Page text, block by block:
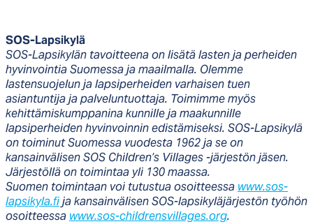
SOS-Lapsikylä
SOS-Lapsikylän tavoitteena on lisätä lasten ja perheiden
hyvinvointia Suomessa ja maailmalla. Olemme
lastensuojelun ja lapsiperheiden varhaisen tuen
asiantuntija ja palveluntuottaja. Toimimme myös
kehittämiskumppanina kunnille ja maakunnille
lapsiperheiden hyvinvoinnin edistämiseksi. SOS-Lapsikylä
on toiminut Suomessa vuodesta 1962 ja se on
kansainvälisen SOS Children’s Villages -järjestön jäsen.
Järjestöllä on toimintaa yli 130 maassa.
Suomen toimintaan voi tutustua osoitteessa www.sos-
lapsikyla.fija kansainvälisen SOS-lapsikyläjärjestön työhön
osoitteessa www.sos-childrensvillages.org.